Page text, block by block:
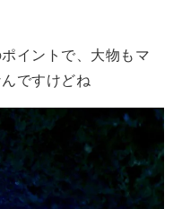
イントで、大物もマ
ですけどね